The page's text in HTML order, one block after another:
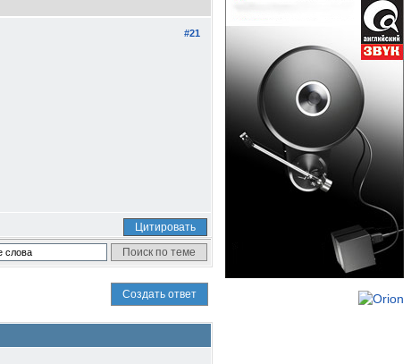
#21
Цитировать
Создать ответ